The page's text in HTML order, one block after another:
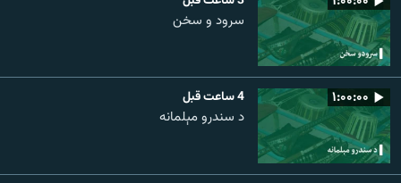
سرود و سخن
۱:۰۰:۰۰ 4 ساعت قبل
د سندرو مېلمانه